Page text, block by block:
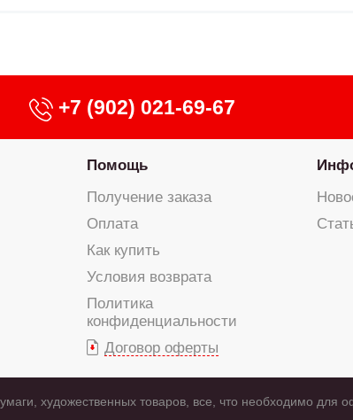
+7 (902) 021-69-67
Помощь
Получение заказа
Оплата
Как купить
Условия возврата
Политика
конфиденциальности
Договор оферты
художественных товаров, все, что необходимо для